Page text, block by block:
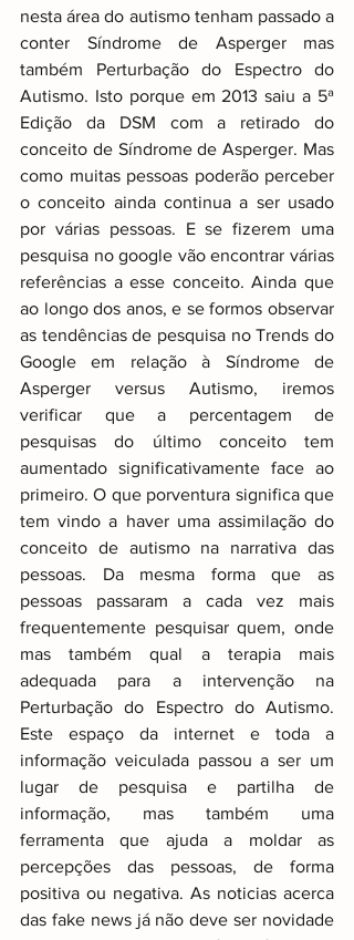
nesta área do autismo tenham passado a
conter Síndrome de Asperger mas
também Perturbação do Espectro do
Autismo. Isto porque em 2013 saiu a 5ª
Edição da DSM com a retirado do
conceito de Síndrome de Asperger. Mas
como muitas pessoas poderão perceber
o conceito ainda continua a ser usado
por várias pessoas. E se fizerem uma
pesquisa no google vão encontrar várias
referências a esse conceito. Ainda que
ao longo dos anos, e se formos observar
as tendências de pesquisa no Trends do
Google em relação à Síndrome de
Asperger versus Autismo, iremos
verificar que a percentagem de
pesquisas do último conceito tem
aumentado significativamente face ao
primeiro. O que porventura significa que
tem vindo a haver uma assimilação do
conceito de autismo na narrativa das
pessoas. Da mesma forma que as
pessoas passaram a cada vez mais
frequentemente pesquisar quem, onde
mas também qual a terapia mais
adequada para a intervenção na
Perturbação do Espectro do Autismo.
Este espaço da internet e toda a
informação veiculada passou a ser um
lugar de pesquisa e partilha de
informação, mas também uma
ferramenta que ajuda a moldar as
percepções das pessoas, de forma
positiva ou negativa. As noticias acerca
das fake news já não deve ser novidade